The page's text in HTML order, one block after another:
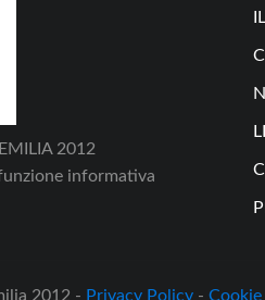
2012
informativa
2012 - Privacy Policy -